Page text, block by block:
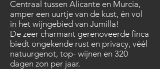
Centraal tussen Alicante en Murcia,
amper een uurtje van de kust, én vol
in het wijngebied van Jumilla!
De zeer charmant gerenoveerde finca
biedt ongekende rust en privacy, véél
natuurgenot, top- wijnen en 320
dagen zon per jaar.